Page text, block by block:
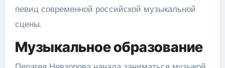
певиц современной российской музыкальной
сцены.
Музыкальное образование